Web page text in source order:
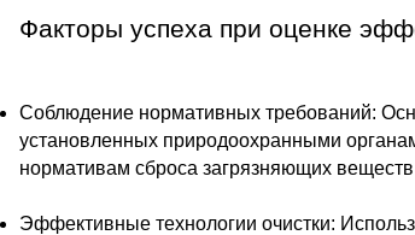
Факторы успеха при оценке
Соблюдение нормативных требований:
установленных природоохранными
нормативам сброса загрязняющих
Эффективные технологии очистки: